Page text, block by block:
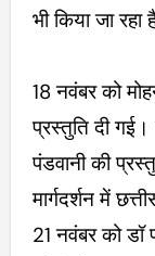
भी किया जा रहा
18 नवंबर को
प्रस्तुति दी
पंडवानी की
मार्गदर्शन में
21 नवंबर को डॉ